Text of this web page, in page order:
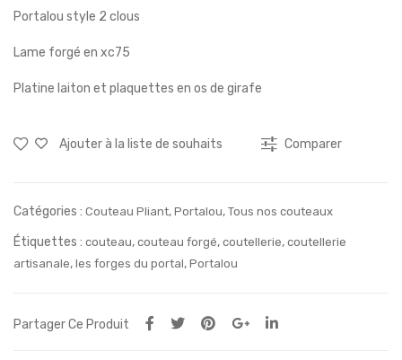
Portalou style 2 clous
Lame forgé en xc75
Platine laiton et plaquettes en os de girafe
Ajouter à la liste de souhaits Comparer
Catégories : Couteau Pliant, Portalou, Tous nos couteaux
Étiquettes : couteau, couteau forgé, coutellerie, coutellerie
artisanale, les forges du portal, Portalou
Partager Ce Produit